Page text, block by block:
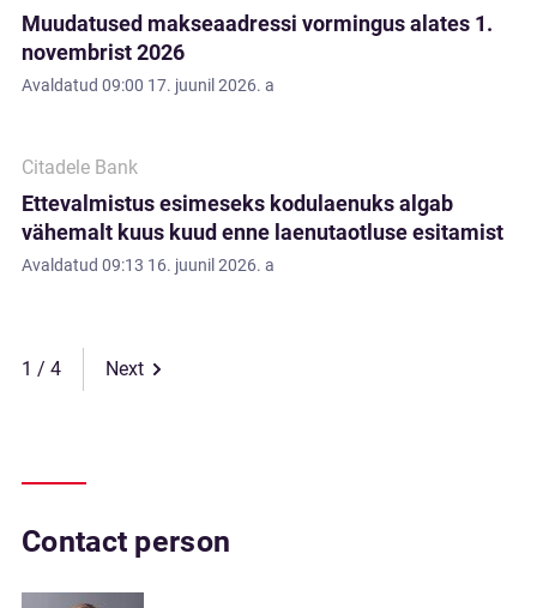
Muudatused makseaadressi vormingus alates 1.
novembrist 2026
Avaldatud 09:00 17. juunil 2026. a
Citadele Bank
Ettevalmistus esimeseks kodulaenuks algab
vähemalt kuus kuud enne laenutaotluse esitamist
Avaldatud 09:13 16. juunil 2026. a
1 Next
Contact person